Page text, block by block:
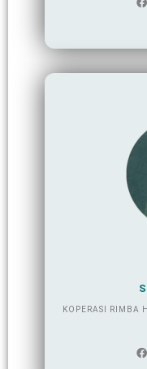
KOPERASI RIMBA